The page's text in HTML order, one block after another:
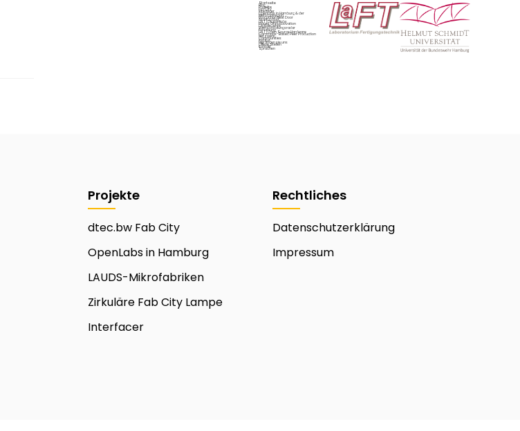
Startseite
Blog
Projekte
Fab City
Interfacer
OpenLabs in Hamburg & der
Metropolregion
Production Next Door
Startup Port
[ALT] Digital4jobs
Places Of Incubovation
Digitale Lehre
Wertschöpfungsradar
Forschung
[ALT] Open Source Hardware
Commons-Based Peer Production
Netzwerk
Communities
Institut
Hier finden sie uns
Offene Stellen
Kontakt
Sprachen
Projekte
dtec.bw Fab City
OpenLabs in Hamburg
LAUDS-Mikrofabriken
Zirkuläre Fab City Lampe
Interfacer
Rechtliches
Datenschutzerklärung
Impressum